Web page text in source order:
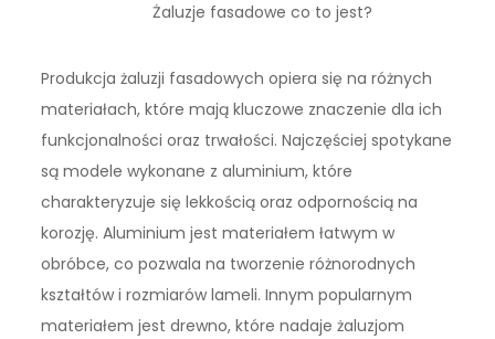
Żaluzje fasadowe co to jest?
Produkcja żaluzji fasadowych opiera się na różnych
materiałach, które mają kluczowe znaczenie dla ich
funkcjonalności oraz trwałości. Najczęściej spotykane
są modele wykonane z aluminium, które
charakteryzuje się lekkością oraz odpornością na
korozję. Aluminium jest materiałem łatwym w
obróbce, co pozwala na tworzenie różnorodnych
kształtów i rozmiarów lameli. Innym popularnym
materiałem jest drewno, które nadaje żaluzjom